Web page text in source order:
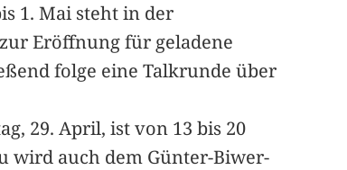
1. Mai steht in der
Eröffnung für geladene
folge eine Talkrunde über
29. April, ist von 13 bis 20
wird auch dem Günter-Biwer-